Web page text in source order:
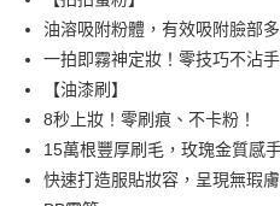
運送方式
每筆NT$85，滿NT$599(含以上)免
付款後全家取貨
每筆NT$85，滿NT$599(含以上)免
油溶吸附粉體，有效吸附臉部
一拍即霧神定妝！零技巧不沾
【油漆刷】
8秒上妝！零刷痕、不卡粉！
15萬根豐厚刷毛，玫瑰金質感
快速打造服貼妝容，呈現無瑕